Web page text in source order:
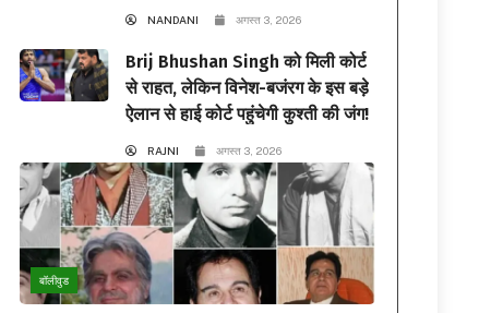
NANDANI अगस्त 3, 2026
Brij Bhushan Singh को मिली कोर्ट
से राहत, लेकिन विनेश-बजंरग के इस बड़े
ऐलान से हाई कोर्ट पहुंचेगी कुश्ती की जंग!
RAJNI अगस्त 3, 2026
बॉलीवुड